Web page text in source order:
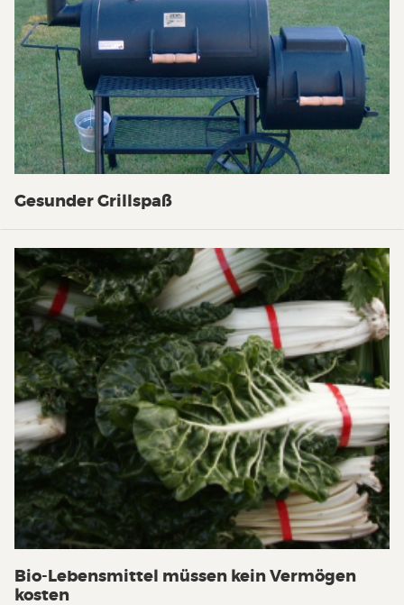
Gesunder Grillspaß
Bio-Lebensmittel müssen kein Vermögen
kosten